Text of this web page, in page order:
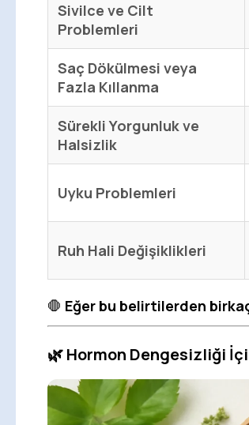
Sivilce ve Cilt
Problemleri
Saç Dökülmesi veya
Fazla Kıllanma
Sürekli Yorgunluk ve
Halsizlik
Uyku Problemleri
Ruh Hali Değişiklikleri
🛑 Eğer bu belirtilerden
🌿Hormon Dengesizliği